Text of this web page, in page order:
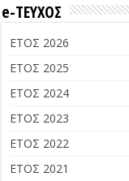
e-ΤΕΥΧΟΣ
ΕΤΟΣ 2026
ΕΤΟΣ 2025
ΕΤΟΣ 2024
ΕΤΟΣ 2023
ΕΤΟΣ 2022
ΕΤΟΣ 2021